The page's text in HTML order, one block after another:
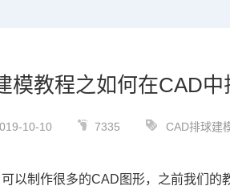
模教程之如何在CAD中
10-10 7335 CAD排球建
以制作很多的CAD 图形，之前我们的